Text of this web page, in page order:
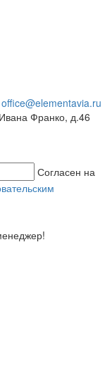
office@elementavia.ru
Франко, д.46
Согласен на